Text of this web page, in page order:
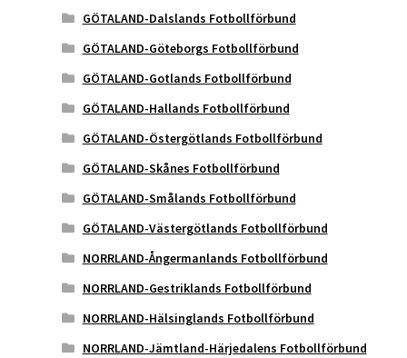
GÖTALAND-Dalslands Fotbollförbund
GÖTALAND-Göteborgs Fotbollförbund
GÖTALAND-Gotlands Fotbollförbund
GÖTALAND-Hallands Fotbollförbund
GÖTALAND-Östergötlands Fotbollförbund
GÖTALAND-Skånes Fotbollförbund
GÖTALAND-Smålands Fotbollförbund
GÖTALAND-Västergötlands Fotbollförbund
NORRLAND-Ångermanlands Fotbollförbund
NORRLAND-Gestriklands Fotbollförbund
NORRLAND-Hälsinglands Fotbollförbund
NORRLAND-Jämtland-Härjedalens Fotbollförbund